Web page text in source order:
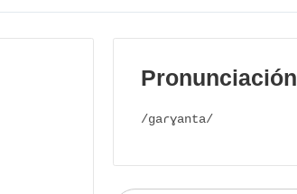
Pronunciación
/gaɾɣanta/